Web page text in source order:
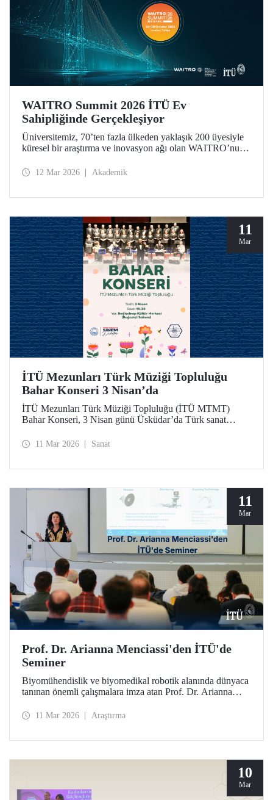
WAITRO Summit 2026 İTÜ Ev
Sahipliğinde Gerçekleşiyor
Üniversitemiz, 70’ten fazla ülkeden yaklaşık 200 üyesiyle
küresel bir araştırma ve inovasyon ağı olan WAITRO’nun
Öncü Olmak - Ortak Geleceğimiz İçin Birlikte Üretimi
12 Mar 2026 Akademik
11
Mar
İTÜ Mezunları Türk Müziği Topluluğu
Bahar Konseri 3 Nisan’da
İTÜ Mezunları Türk Müziği Topluluğu (İTÜ MTMT)
Bahar Konseri, 3 Nisan günü Üsküdar’da Türk sanat
akşam yaşatacak.
11 Mar 2026 Sanat
11
Mar
Prof. Dr. Arianna Menciassi'den İTÜ'de
Seminer
Biyomühendislik ve biyomedikal robotik alanında dünyaca
tanınan önemli çalışmalara imza atan Prof. Dr. Arianna
Rigid to Soft and Wireless Solutions” başlıklı semineriyle
11 Mar 2026 Araştırma
10
Mar